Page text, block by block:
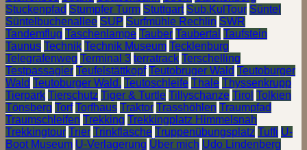
Stuckenpfad Stumpfer Turm Stuttgart Sub.KulTour Süntel
Süntelbuchenallee SUP Surfmühle Rechlin SWR
Tandemflug Taschenlampe Tauber Taubertal Taufstein
Taunus Technik Technik Museum Tecklenburg
Telegrafenweg Terminal 3 terratrack Terschelling
Testpassagier Teufelstättkopf Teutobruger Wald Teutoburger
Wald Teutoburger Wald. Teutoschleife Thale Thyssenkrupp
Tierpark Tierschutz Tiger & Turtle Tillyschanze Tirol Tolkien
Tönsberg Torf Torfhaus Traktor Trasshöhlen Traumpfad
Traumschleifen Trekking Trekkingplatz Himmelsnah
Trekkingtour Trier Trinkflasche Truppenübungsplatz Tuffi U-
Boot Museum U-Verlagerung Über mich Udo Lindenberg